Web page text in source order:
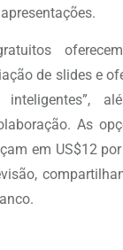
de slides e
inteligentes”,
As
em US$12